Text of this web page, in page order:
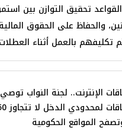
تحقيق التوازن بين
والحفاظ على الحقوق المالية
تكليفهم بالعمل أثناء
الإنترنت.. لجنة النواب
المواقع الحكومية